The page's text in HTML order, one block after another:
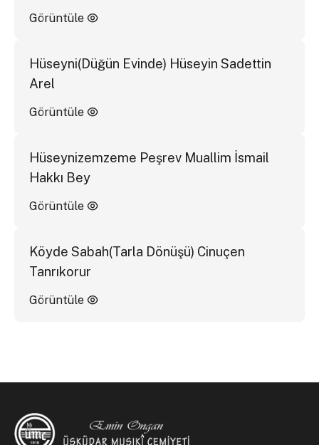
Görüntüle
Hüseyni(Düğün Evinde) Hüseyin Sadettin
Arel
Görüntüle
Hüseynizemzeme Peşrev Muallim İsmail
Hakkı Bey
Görüntüle
Köyde Sabah(Tarla Dönüşü) Cinuçen
Tanrıkorur
Görüntüle